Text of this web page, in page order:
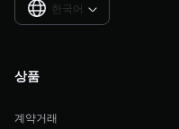
한국어 
상품
계약거래